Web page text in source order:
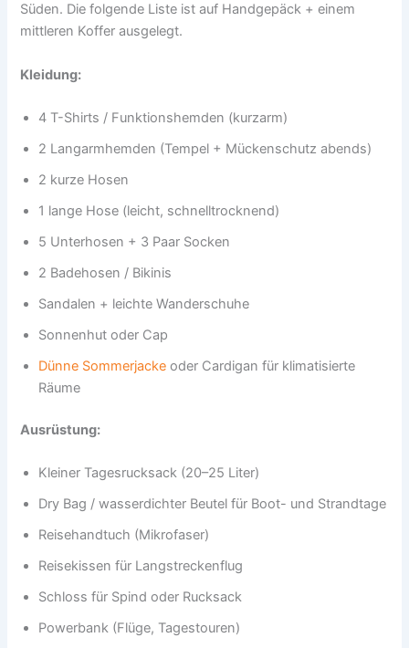
Süden. Die folgende Liste ist auf Handgepäck + einem
mittleren Koffer ausgelegt.
Kleidung:
4 T-Shirts / Funktionshemden (kurzarm)
2 Langarmhemden (Tempel + Mückenschutz abends)
2 kurze Hosen
1 lange Hose (leicht, schnelltrocknend)
5 Unterhosen + 3 Paar Socken
2 Badehosen / Bikinis
Sandalen + leichte Wanderschuhe
Sonnenhut oder Cap
Dünne Sommerjacke oder Cardigan für klimatisierte
Räume
Ausrüstung:
Kleiner Tagesrucksack (20–25 Liter)
Dry Bag / wasserdichter Beutel für Boot- und Strandtage
Reisehandtuch (Mikrofaser)
Reisekissen für Langstreckenflug
Schloss für Spind oder Rucksack
Powerbank (Flüge, Tagestouren)